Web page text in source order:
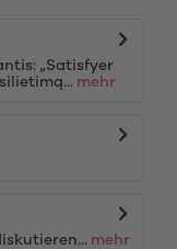
„Satisfyer
mehr
mehr